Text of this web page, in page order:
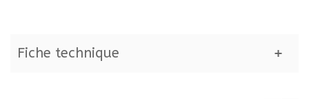
Fiche technique